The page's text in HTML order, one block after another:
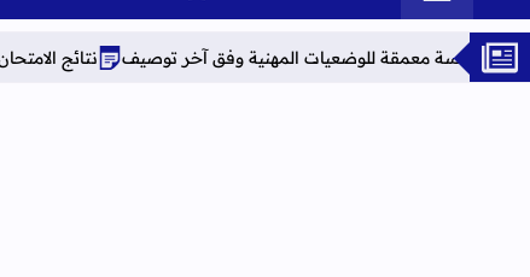
للوضعيات المهنية وفق آخر توصيف نتائج الامتحان المهني برسم 2025